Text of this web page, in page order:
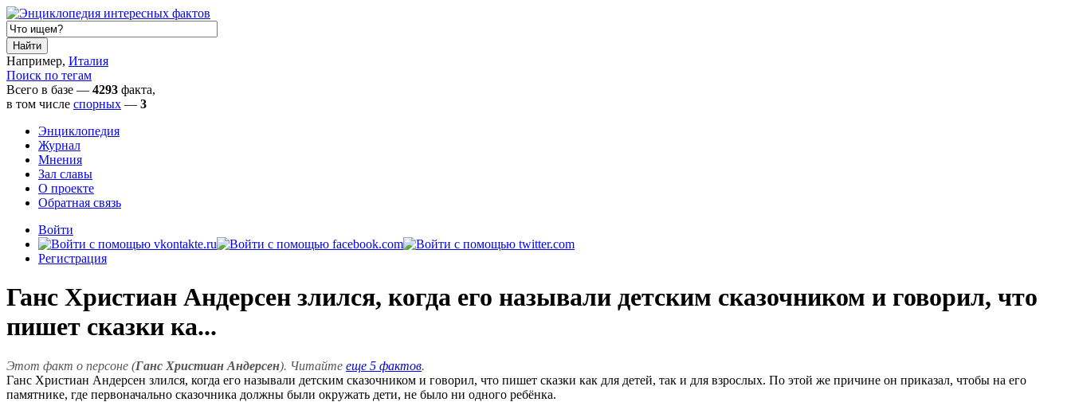
Например, Италия
Поиск по тегам
Всего в базе — 4293 факта,
в том числе спорных — 3
Энциклопедия
Журнал
Мнения
Зал славы
О проекте
Обратная связь
Войти
Регистрация
Ганс Христиан Андерсен злился, когда его называли детским сказочником и говорил, что
пишет сказки ка...
Этот факт о персоне (Ганс Христиан Андерсен). Читайте еще 5 фактов.
Ганс Христиан Андерсен злился, когда его называли детским сказочником и говорил, что пишет сказки как для детей, так и для взрослых. По этой же причине он приказал, чтобы на его
памятнике, где первоначально сказочника должны были окружать дети, не было ни одного ребёнка.